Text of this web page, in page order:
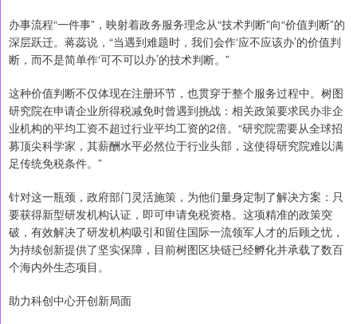
办事流程“一件事”，映射着政务服务理念从“技术判断”向“价值判断”的
深层跃迁。蒋蕊说，“当遇到难题时，我们会作‘应不应该办’的价值判
断，而不是简单作‘可不可以办’的技术判断。”
这种价值判断不仅体现在注册环节，也贯穿于整个服务过程中。树图
研究院在申请企业所得税减免时曾遇到挑战：相关政策要求民办非企
业机构的平均工资不超过行业平均工资的2倍。“研究院需要从全球招
募顶尖科学家，其薪酬水平必然位于行业头部，这使得研究院难以满
足传统免税条件。”
针对这一瓶颈，政府部门灵活施策，为他们量身定制了解决方案：只
要获得新型研发机构认证，即可申请免税资格。这项精准的政策突
破，有效解决了研发机构吸引和留住国际一流领军人才的后顾之忧，
为持续创新提供了坚实保障，目前树图区块链已经孵化并承载了数百
个海内外生态项目。
助力科创中心开创新局面